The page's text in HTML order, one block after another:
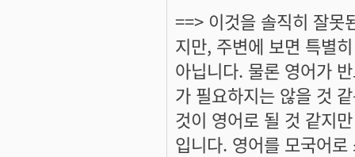
==> 이것을 솔직히 잘못
지만, 주변에 보면 특별
아닙니다. 물론 영어가
가 필요하지는 않을 것
것이 영어로 될 것 같지
입니다. 영어를 모국어